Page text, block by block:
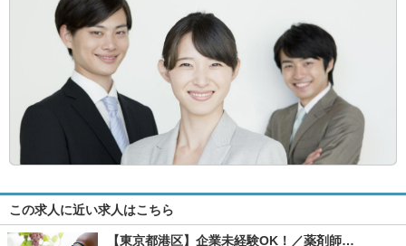
この求人に近い求人はこちら
【東京都港区】企業未経験OK！／薬剤師…